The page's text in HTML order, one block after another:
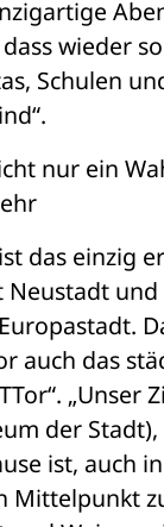
wieder
Schulen
nur ein
das einzig
auch das
„Unser
der
ist, auch
Mittelpunkt